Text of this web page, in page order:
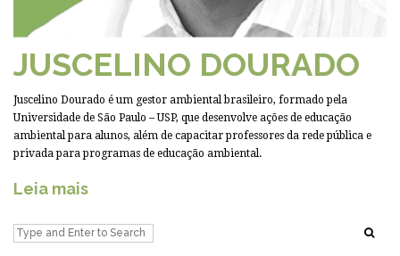
JUSCELINO DOURADO
Juscelino Dourado é um gestor ambiental brasileiro, formado pela
Universidade de São Paulo – USP, que desenvolve ações de educação
ambiental para alunos, além de capacitar professores da rede pública e
privada para programas de educação ambiental.
Leia mais